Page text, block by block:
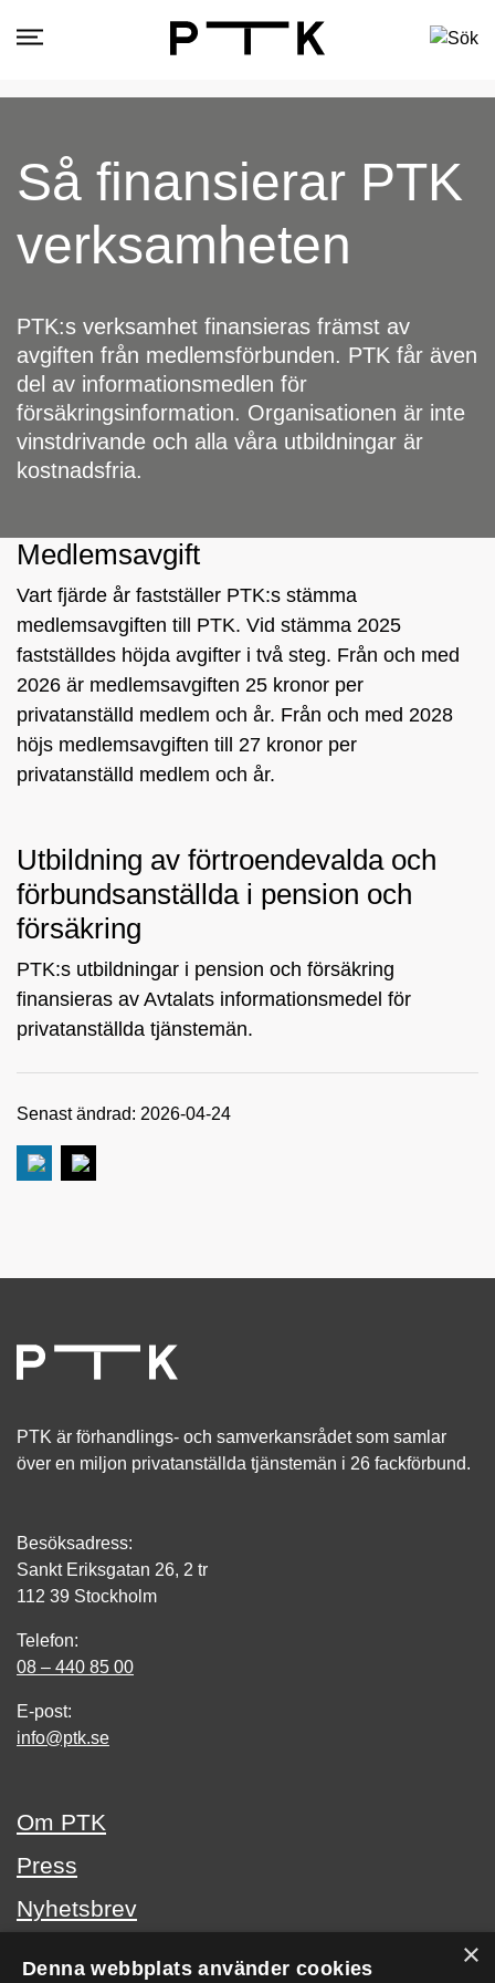
Så finansierar PTK
verksamheten
PTK:s verksamhet finansieras främst av
avgiften från medlemsförbunden. PTK får även
del av informationsmedlen för
försäkringsinformation. Organisationen är inte
vinstdrivande och alla våra utbildningar är
kostnadsfria.
Medlemsavgift
Vart fjärde år fastställer PTK:s stämma
medlemsavgiften till PTK. Vid stämma 2025
fastställdes höjda avgifter i två steg. Från och med
2026 är medlemsavgiften 25 kronor per
privatanställd medlem och år. Från och med 2028
höjs medlemsavgiften till 27 kronor per
privatanställd medlem och år.
Utbildning av förtroendevalda och
förbundsanställda i pension och
försäkring
PTK:s utbildningar i pension och försäkring
finansieras av Avtalats informationsmedel för
privatanställda tjänstemän.
Senast ändrad: 2026-04-24
PTK är förhandlings- och samverkansrådet som samlar
över en miljon privatanställda tjänstemän i 26 fackförbund.
Besöksadress:
Sankt Eriksgatan 26, 2 tr
112 39 Stockholm
Telefon:
08 – 440 85 00
E-post:
info@ptk.se
Om PTK
Press
Nyhetsbrev
×
Denna webbplats använder cookies